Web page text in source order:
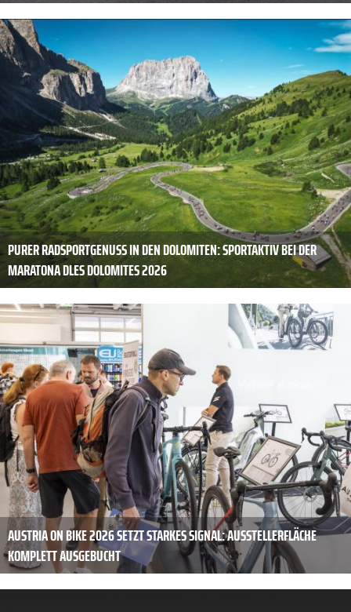
PURER RADSPORTGENUSS IN DEN DOLOMITEN: SPORTAKTIV BEI DER
MARATONA DLES DOLOMITES 2026
AUSTRIA ON BIKE 2026 SETZT STARKES SIGNAL: AUSSTELLERFLÄCHE
KOMPLETT AUSGEBUCHT